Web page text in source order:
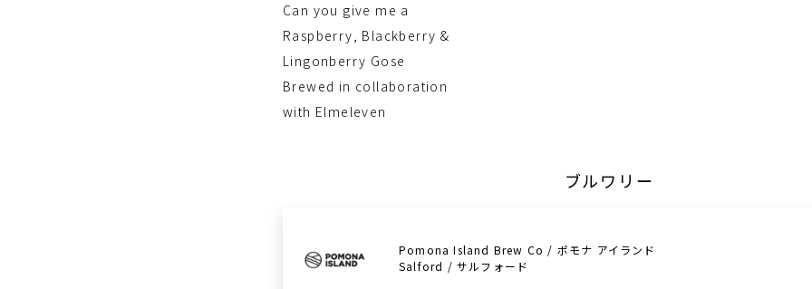
Can you give me a
Raspberry, Blackberry &
Lingonberry Gose
Brewed in collaboration
with Elmeleven
ブルワリー
Pomona Island Brew Co / ポモナ アイランド
Salford / サルフォード